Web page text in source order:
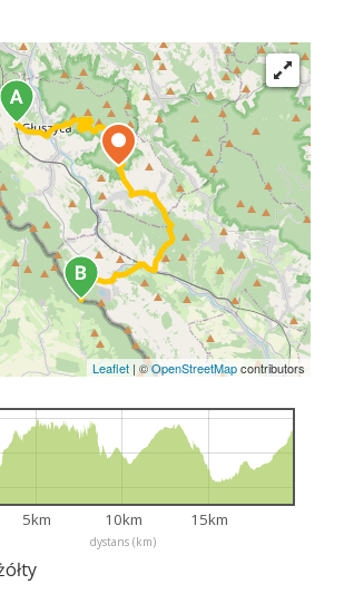
Leaflet |©OpenStreetMapcontributors
dystans (km)
5km 10km 15km